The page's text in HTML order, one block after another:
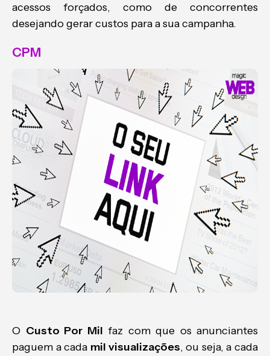
acessos forçados, como de concorrentes
desejando gerar custos para a sua campanha.
CPM
O Custo Por Mil faz com que os anunciantes
paguem a cada mil visualizações, ou seja, a cada